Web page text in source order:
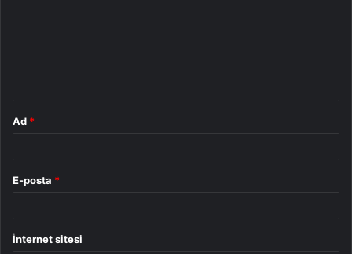
Ad *
E-posta *
İnternet sitesi